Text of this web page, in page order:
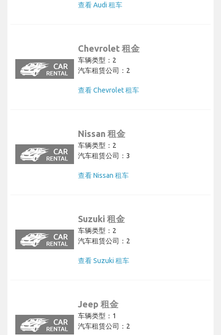
查看 Audi 租车
Chevrolet 租金
车辆类型：2
汽车租赁公司：2
查看 Chevrolet 租车
Nissan 租金
车辆类型：2
汽车租赁公司：3
查看 Nissan 租车
Suzuki 租金
车辆类型：2
汽车租赁公司：2
查看 Suzuki 租车
Jeep 租金
车辆类型：1
汽车租赁公司：2